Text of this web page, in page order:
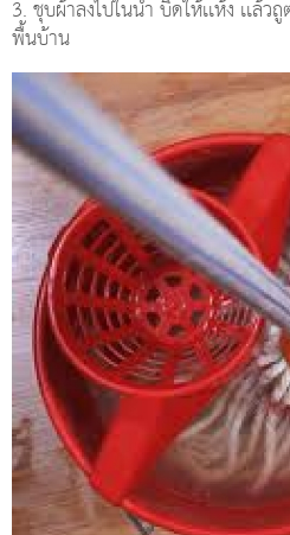
3. ชุบผ้าลงไปในน้ำ บิดให้เเห้ง เเล้ว
พื้นบ้าน